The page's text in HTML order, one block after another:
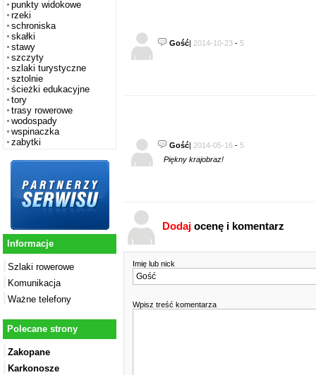
punkty widokowe
rzeki
schroniska
skałki
stawy
szczyty
szlaki turystyczne
sztolnie
ścieżki edukacyjne
tory
trasy rowerowe
wodospady
wspinaczka
zabytki
Informacje
Szlaki rowerowe
Komunikacja
Ważne telefony
Polecane strony
Zakopane
Karkonosze
Gość| 2014-10-23 - 5
Gość| 2014-05-16 - 5
Piękny krajobraz!
Dodaj ocenę i komentarz
Imię lub nick
Wpisz treść komentarza